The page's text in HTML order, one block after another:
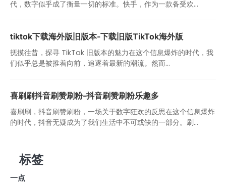
代，数字似乎成了衡量一切的标准。快手，作为一款备受欢...
tiktok下载海外版旧版本-下载旧版TikTok海外版
抚摸往昔，探寻 TikTok 旧版本的魅力在这个信息爆炸的时代，我
们似乎总是被推着向前，追逐着最新的潮流。然而...
喜刷刷抖音刷赞刷粉-抖音刷赞刷粉乐趣多
喜刷刷，抖音刷赞刷粉，一场关于数字狂欢的反思在这个信息爆炸
的时代，抖音无疑成为了我们生活中不可或缺的一部分。刷...
标签
一点